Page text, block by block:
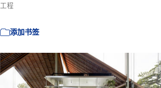
工程
添加书签